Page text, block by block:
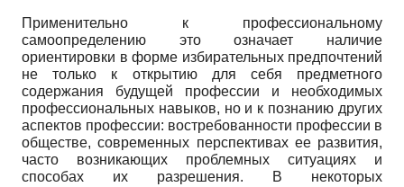
Применительно к профессиональному
самоопределению это означает наличие
ориентировки в форме избирательных предпочтений
не только к открытию для себя предметного
содержания будущей профессии и необходимых
профессиональных навыков, но и к познанию других
аспектов профессии: востребованности профессии в
обществе, современных перспективах ее развития,
часто возникающих проблемных ситуациях и
способах их разрешения. В некоторых